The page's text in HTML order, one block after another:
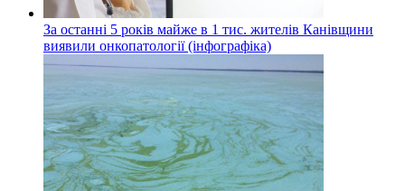
За останні 5 років майже в 1 тис. жителів Канівщини
виявили онкопатології (інфографіка)